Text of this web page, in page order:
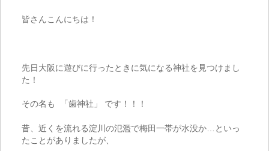
皆さんこんにちは！
先日大阪に遊びに行ったときに気になる神社を見つけまし
た！
その名も 「歯神社」 です！！！
昔、近くを流れる淀川の氾濫で梅田一帯が水没か…といっ
たことがありましたが、